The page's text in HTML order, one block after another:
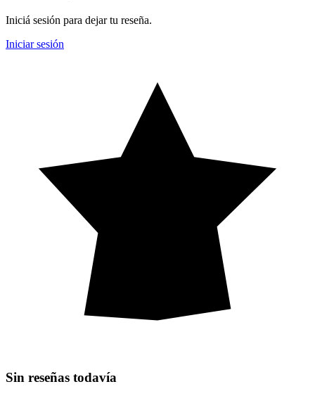
Iniciá sesión para dejar tu reseña.
Iniciar sesión
Sin reseñas todavía